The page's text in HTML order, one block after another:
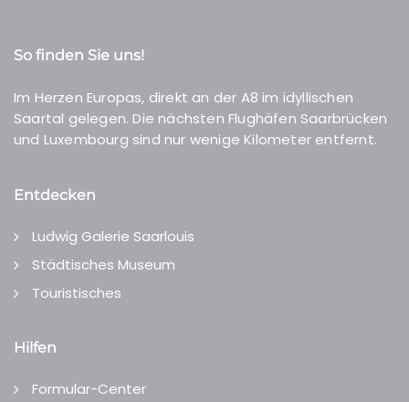
So finden Sie uns!
Im Herzen Europas, direkt an der A8 im idyllischen
Saartal gelegen. Die nächsten Flughäfen Saarbrücken
und Luxembourg sind nur wenige Kilometer entfernt.
Entdecken
Ludwig Galerie Saarlouis
Städtisches Museum
Touristisches
Hilfen
Formular-Center